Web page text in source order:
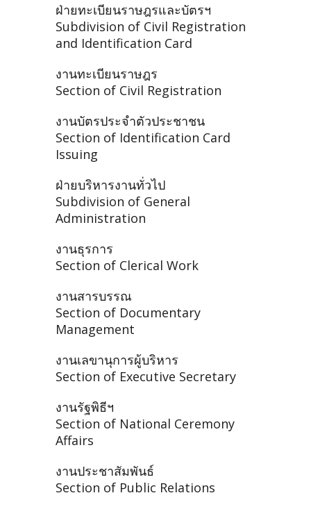
ฝ่ายทะเบียนราษฎรและบัตรฯ
Subdivision of Civil Registration
and Identification Card
งานทะเบียนราษฎร
Section of Civil Registration
งานบัตรประจำตัวประชาชน
Section of Identification Card
Issuing
ฝ่ายบริหารงานทั่วไป
Subdivision of General
Administration
งานธุรการ
Section of Clerical Work
งานสารบรรณ
Section of Documentary
Management
งานเลขานุการผู้บริหาร
Section of Executive Secretary
งานรัฐพิธีฯ
Section of National Ceremony
Affairs
งานประชาสัมพันธ์
Section of Public Relations